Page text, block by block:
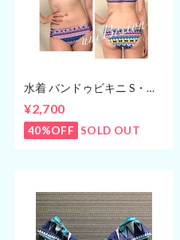
水着 バンドゥビキニ S・M
号・９号)
¥2,700
40%OFF SOLD OUT